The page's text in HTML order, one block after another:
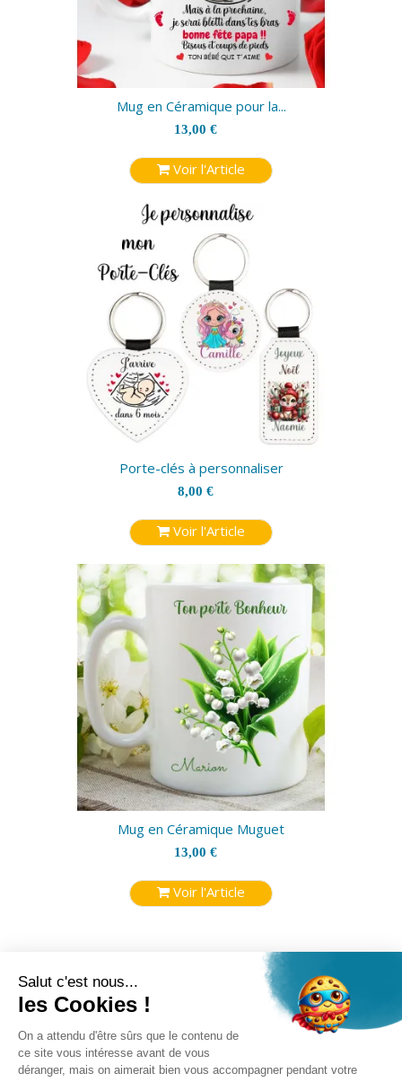
Mug en Céramique pour la...
13,00 €
Voir l'Article
Porte-clés à personnaliser
8,00 €
Voir l'Article
Mug en Céramique Muguet
13,00 €
Voir l'Article
NOUS CONTACTER